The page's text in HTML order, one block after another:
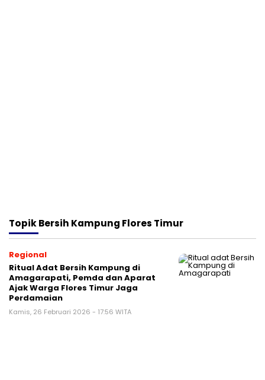
TopikBersih Kampung Flores Timur
Regional
Ritual Adat Bersih Kampung di
Amagarapati, Pemda dan Aparat
Ajak Warga Flores Timur Jaga
Perdamaian
Kamis, 26 Februari 2026 - 17:56 WITA